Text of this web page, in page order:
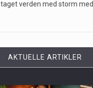
verden med storm
AKTUELLE ARTIKLER